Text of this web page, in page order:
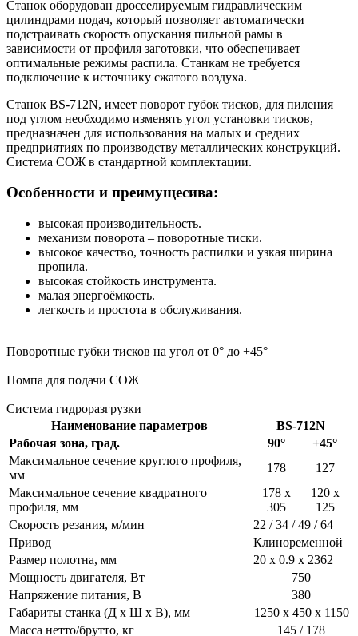
Cтанок оборудован дросселируемым гидравлическим
цилиндрами подач, который позволяет автоматически
подстраивать скорость опускания пильной рамы в
зависимости от профиля заготовки, что обеспечивает
оптимальные режимы распила. Станкам не требуется
подключение к источнику сжатого воздуха.
Станок BS-712N, имеет поворот губок тисков, для пиления
под углом необходимо изменять угол установки тисков,
предназначен для использования на малых и средних
предприятиях по производству металлических конструкций.
Система СОЖ в стандартной комплектации.
Особенности и преимущесива:
высокая производительность.
механизм поворота – поворотные тиски.
высокое качество, точность распилки и узкая ширина
пропила.
высокая стойкость инструмента.
малая энергоёмкость.
легкость и простота в обслуживания.
Поворотные губки тисков на угол от 0° до +45°
Помпа для подачи СОЖ
Система гидроразгрузки
Наименование параметров
BS-712N
Рабочая зона, град.
90°
+45°
Максимальное сечение круглого профиля,
мм
178
127
Максимальное сечение квадратного
профиля, мм
178 х
305
120 х
125
Скорость резания, м/мин
22 / 34 / 49 / 64
Привод
Клиноременной
Размер полотна, мм
20 х 0.9 х 2362
Мощность двигателя, Вт
750
Напряжение питания, В
380
Габариты станка (Д x Ш x В), мм
1250 x 450 x 1150
Масса нетто/брутто, кг
145 / 178